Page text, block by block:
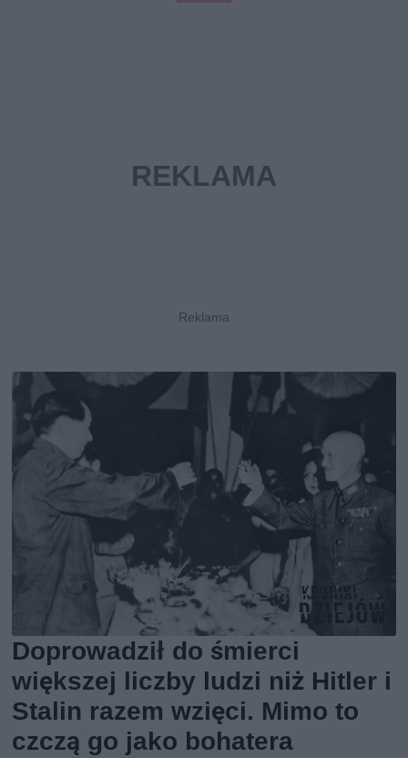
Doprowadził do śmierci
większej liczby ludzi niż Hitler i
Stalin razem wzięci. Mimo to
czczą go jako bohatera